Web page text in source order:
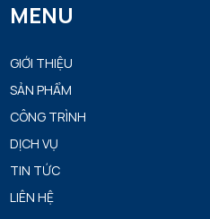
MENU
GIỚI THIỆU
SẢN PHẨM
CÔNG TRÌNH
DỊCH VỤ
TIN TỨC
LIÊN HỆ